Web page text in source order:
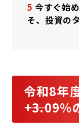
5 今すぐ始
そ、投資の
令和8年